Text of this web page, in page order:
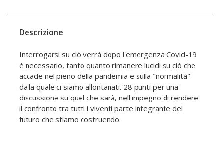
Descrizione
Interrogarsi su ciò verrà dopo l'emergenza Covid-19
è necessario, tanto quanto rimanere lucidi su ciò che
accade nel pieno della pandemia e sulla "normalità"
dalla quale ci siamo allontanati. 28 punti per una
discussione su quel che sarà, nell'impegno di rendere
il confronto tra tutti i viventi parte integrante del
futuro che stiamo costruendo.